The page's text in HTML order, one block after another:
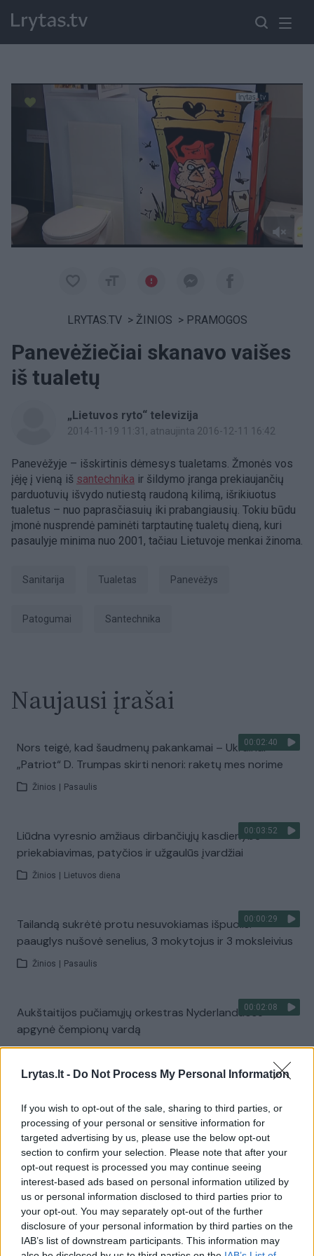
Lrytas.lt - Do Not Process My Personal Information
If you wish to opt-out of the sale, sharing to third parties, or
processing of your personal or sensitive information for
targeted advertising by us, please use the below opt-out
section to confirm your selection. Please note that after your
opt-out request is processed you may continue seeing
interest-based ads based on personal information utilized by
us or personal information disclosed to third parties prior to
your opt-out. You may separately opt-out of the further
disclosure of your personal information by third parties on the
IAB’s list of downstream participants. This information may
Paremkite Ukrainą
LRYTAS.TV > ŽINIOS > PRAMOGOS
Panevėžiečiai skanavo vaišes
iš tualetų
„Lietuvos ryto“ televizija
2014-11-19 11:31 , atnaujinta 2016-12-11 16:42
Panevėžyje – išskirtinis dėmesys tualetams. Žmonės vos
įėję į vieną iš santechnika ir šildymo įranga prekiaujančių
parduotuvių išvydo nutiestą raudoną kilimą, išrikiuotus
tualetus – nuo paprasčiasuių iki prabangiausių. Tokiu būdu
įmonė nusprendė paminėti tarptautinę tualetų dieną, kuri
pasaulyje minima nuo 2001, tačiau Lietuvoje menkai žinoma.
sanitarija tualetas Panevėžys
patogumai santechnika
Naujausi įrašai
00:02:40
Nors teigė, kad šaudmenų pakankamai – Ukrainai
„Patriot“ D. Trumpas skirti nenori: raketų mes norime
Žinios Pasaulis
00:03:52
Liūdna vyresnio amžiaus dirbančiųjų kasdienybė –
priekabiavimas, patyčios ir užgaulūs įvardžiai
Žinios Lietuvos diena
00:00:29
Tailandą sukrėtė protu nesuvokiamas išpuolis:
paauglys nušovė senelius, 3 mokytojus ir 3 moksleivius
Žinios Pasaulis
00:02:08
Aukštaitijos pučiamųjų orkestras Nyderlanduose
apgynė čempionų vardą
Žiūrimiausi įrašai
00:00:30
Vaizdai iš tragiškos avarijos Vilniaus r.: dviejų moterų ir
vaiko gyvybių išgelbėti nepavyko